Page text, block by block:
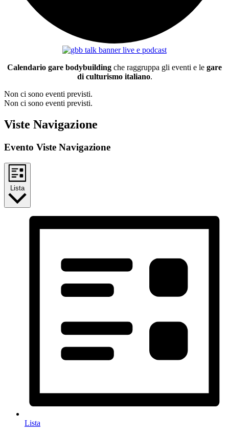
Calendario gare bodybuilding che raggruppa gli eventi e le gare
di culturismo italiano.
Non ci sono eventi previsti.
Non ci sono eventi previsti.
Viste Navigazione
Evento Viste Navigazione
Lista
Lista